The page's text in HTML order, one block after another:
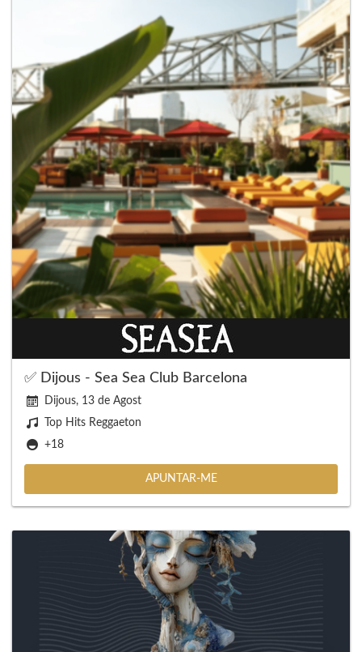
✅ Dijous - Sea Sea Club Barcelona
Dijous, 13 de Agost
Top Hits Reggaeton
+18
APUNTAR-ME